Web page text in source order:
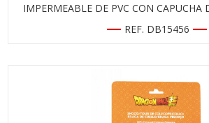
IMPERMEABLE DE PVC CON CAPUCHA
REF. DB15456